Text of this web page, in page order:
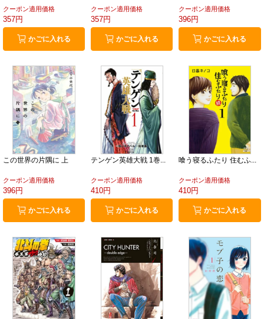
クーポン適用価格
357円
かごに入れる
クーポン適用価格
357円
かごに入れる
クーポン適用価格
396円
かごに入れる
この世界の片隅に 上
クーポン適用価格
396円
かごに入れる
テンゲン英雄大戦 1巻...
クーポン適用価格
410円
かごに入れる
喰う寝るふたり 住むふ...
クーポン適用価格
410円
かごに入れる